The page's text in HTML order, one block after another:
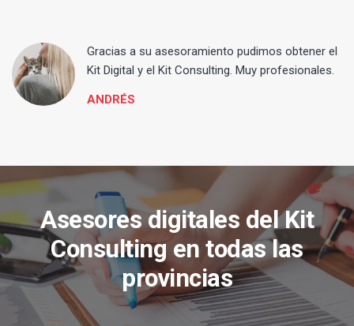
Gracias a su asesoramiento pudimos obtener el
Kit Digital y el Kit Consulting. Muy profesionales.
ANDRÉS
Asesores digitales del Kit
Consulting en todas las
provincias